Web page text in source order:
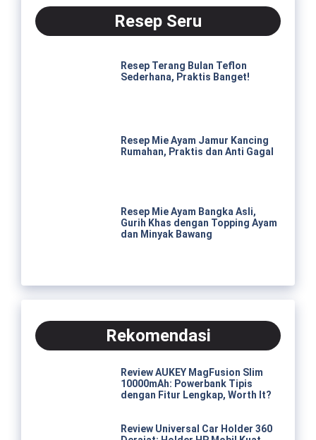
Resep Seru
Resep Terang Bulan Teflon
Sederhana, Praktis Banget!
Resep Mie Ayam Jamur Kancing
Rumahan, Praktis dan Anti Gagal
Resep Mie Ayam Bangka Asli,
Gurih Khas dengan Topping Ayam
dan Minyak Bawang
Rekomendasi
Review AUKEY MagFusion Slim
10000mAh: Powerbank Tipis
dengan Fitur Lengkap, Worth It?
Review Universal Car Holder 360